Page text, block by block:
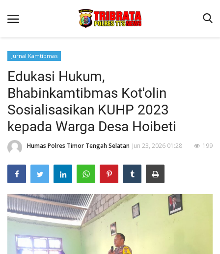
Beranda
Terms & Conditions
Reskrim
Binkam
Lantas
Giat Ops
Polisi Kita
Jurnal Kamtibmas
Jurnal Kamtibmas
Edukasi Hukum,
Bhabinkamtibmas Kot'olin
Sosialisasikan KUHP 2023
kepada Warga Desa Hoibeti
Humas Polres Timor Tengah Selatan Jun 23, 2026 01:28 199